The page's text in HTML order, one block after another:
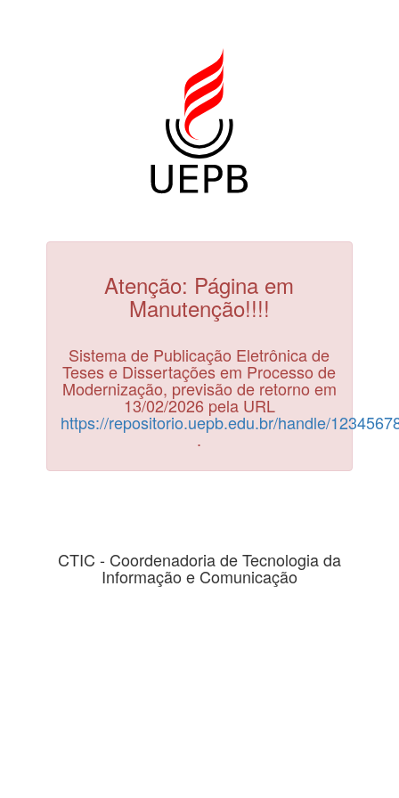
Atenção: Página em
Manutenção!!!!
Sistema de Publicação Eletrônica de
Teses e Dissertações em Processo de
Modernização, previsão de retorno em
13/02/2026 pela URL
https://repositorio.uepb.edu.br/handle/
.
CTIC - Coordenadoria de Tecnologia da
Informação e Comunicação